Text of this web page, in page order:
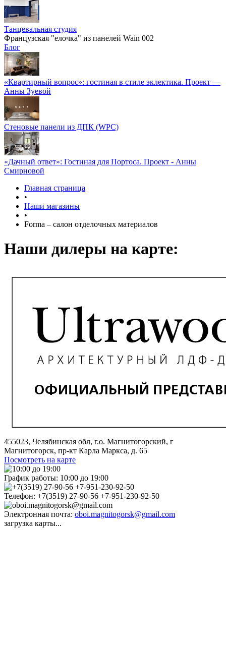
Танцевальная студия
Французская "елочка" из панелей Wain 002
Блог
«Квартирный вопрос»: гостиная в стиле эклектика. Проект —
Анны Зуевой
Стеновые панели из ДПК (WPC)
«Дачный ответ»: Гостиная для Портоса. Проект - Анны
Смирновой
Главная страница
•
Наши магазины
•
Forma – салон отделочных материалов
Наши дилеры на карте:
455023, Челябинская обл, г.о. Магнитогорский, г
Магнитогорск, пр-кт Карла Маркса, д. 65
Посмотреть на карте
График работы: 10:00 до 19:00
Телефон: +7(3519) 27-90-56 +7-951-230-92-50
Электронная почта: oboi.magnitogorsk@gmail.com
загрузка карты...